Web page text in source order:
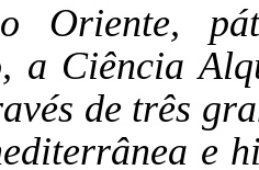
Oriente,
a Ciência
de três
e